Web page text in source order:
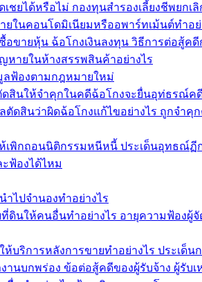
ชยได้หรือไม่ กองทุนสำรองเลี้ยงชีพยกเ
ในคอนโดมิเนียมหรืออพาร์ทเม้นต์ทำอย่
อขายหุ้น ฉ้อโกงเงินลงทุน วิธีการต่อสู้ค
หายในห้างสรรพสินค้าอย่างไร
ลฟ้องตามกฎหมายใหม่
สินให้จำคุกในคดีฉ้อโกงจะยื่นอุท่ธรณ์ค
ดสินว่าผิดฉ้อโกงแก้ไขอย่างไร ถูกจำ
เพิกถอนนิติกรรมหนีหนี้ ประเด็นอุทธณ์
ฟ้องได้ไหม
ไปจำนองทำอย่างไร
ดินให้คนอื่นทำอย่างไร อายุความฟ้องผู้
บริการหลังการขายทำอย่างไร ประเด็
นบกพร่อง ข้อต่อสู้คดีของผู้รับจ้าง ผู้รับเ